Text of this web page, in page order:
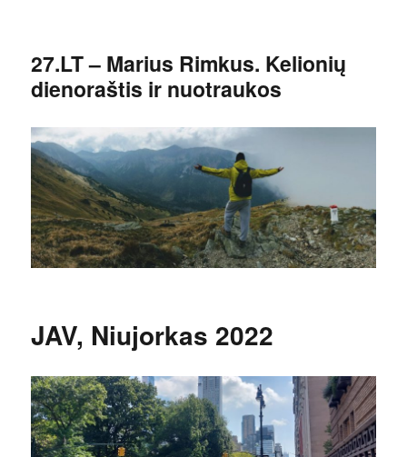
27.LT – Marius Rimkus. Kelionių
dienoraštis ir nuotraukos
JAV, Niujorkas 2022